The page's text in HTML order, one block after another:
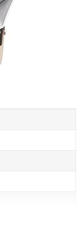
ド色めっき、バン